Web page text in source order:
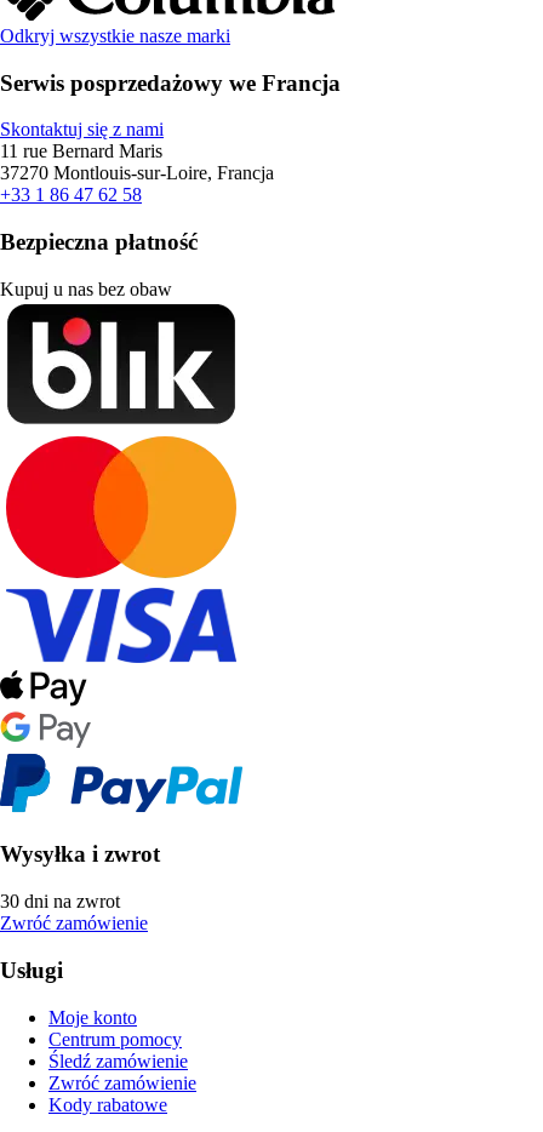
Odkryj wszystkie nasze marki
Serwis posprzedażowy we Francja
Skontaktuj się z nami
11 rue Bernard Maris
37270 Montlouis-sur-Loire, Francja
+33 1 86 47 62 58
Bezpieczna płatność
Kupuj u nas bez obaw
Wysyłka i zwrot
30 dni na zwrot
Zwróć zamówienie
Usługi
Moje konto
Centrum pomocy
Śledź zamówienie
Zwróć zamówienie
Kody rabatowe